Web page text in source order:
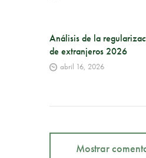
Análisis de la
de extranjeros 2026
abril 16, 2026
Mostrar